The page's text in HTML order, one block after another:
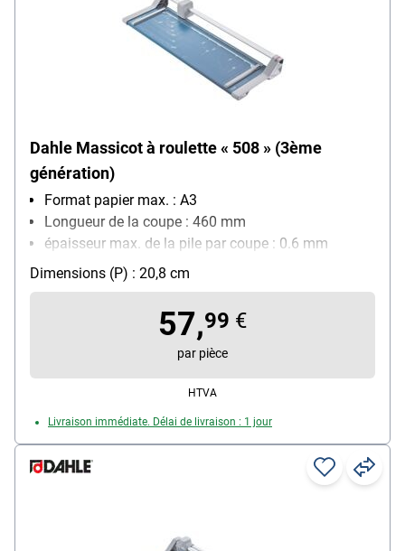
Dahle Massicot à roulette « 508 » (3ème
génération)
Format papier max. : A3
Longueur de la coupe : 460 mm
épaisseur max. de la pile par coupe : 0.6 mm
nombre de feuilles max. par coupe (80g/m²) : 6
Quadrillage avec différents formats : Oui
Particularités : règle transparente, 2 équerres
Dimensions (P) : 20,8 cm
57,99 €
par pièce
HTVA
Livraison immédiate. Délai de livraison : 1 jour